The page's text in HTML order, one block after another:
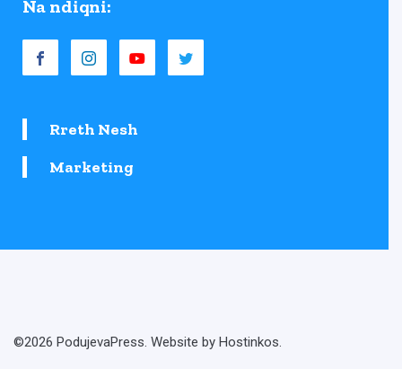
Na ndiqni:
Rreth Nesh
Marketing
©2026 PodujevaPress. Website by Hostinkos.